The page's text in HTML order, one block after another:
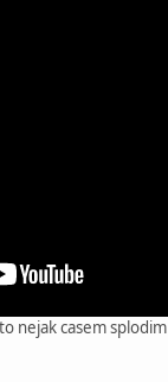
nejak casem splodim